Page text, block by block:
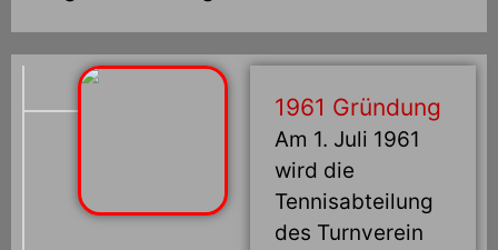
1961 Gründung
Am 1. Juli 1961
wird die
Tennisabteilung
des Turnverein